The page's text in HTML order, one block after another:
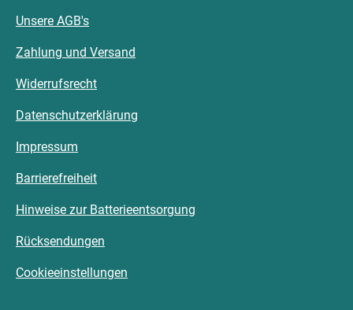
Unsere AGB's
Zahlung und Versand
Widerrufsrecht
Datenschutzerklärung
Impressum
Barrierefreiheit
Hinweise zur Batterieentsorgung
Rücksendungen
Cookieeinstellungen